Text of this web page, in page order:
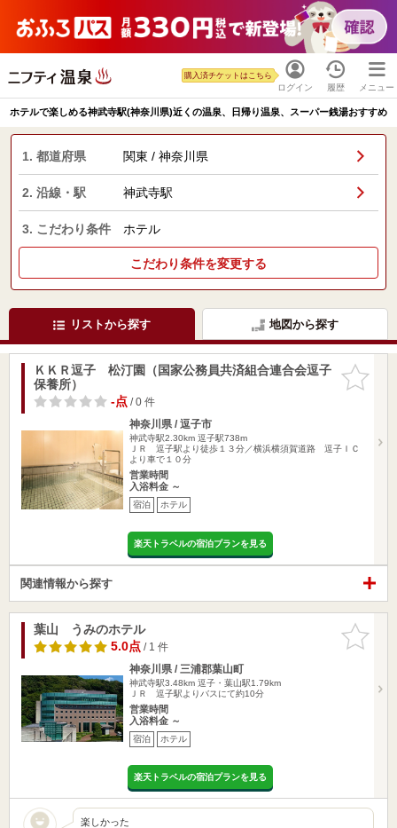
ログイン
購入済チケットはこちら
履歴 メニュー
ホテルで楽しめる神武寺駅(神奈川県)近くの温泉、日帰り温泉、スーパー銭湯おすすめ
1. 都道府県 関東 / 神奈川県
2. 沿線・駅 神武寺駅
3. こだわり条件 ホテル
こだわり条件を変更する
リストから探す 地図から探す
お気に入
りに追加
ＫＫＲ逗子 松汀園（国家公務員共済組合連合会逗子
保養所）
-点/ 0 件
神奈川県 / 逗子市
神武寺駅2.30km 逗子駅738m
ＪＲ 逗子駅より徒歩１３分／横浜横須賀道路 逗子ＩＣ
より車で１０分
営業時間
入浴料金 ～
宿泊 ホテル
楽天トラベルの宿泊プランを見る
関連情報から探す
お気に入
りに追加
葉山 うみのホテル
5.0点/ 1 件
神奈川県 / 三浦郡葉山町
神武寺駅3.48km 逗子・葉山駅1.79km
ＪＲ 逗子駅よりバスにて約10分
営業時間
入浴料金 ～
宿泊 ホテル
楽天トラベルの宿泊プランを見る
楽しかった